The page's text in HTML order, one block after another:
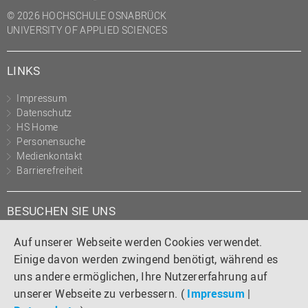
Auf unserer Webseite werden Cookies verwendet.
Einige davon werden zwingend benötigt, während es
uns andere ermöglichen, Ihre Nutzererfahrung auf
unserer Webseite zu verbessern. ( Impressum |
(PMO)
Prozessmanagement
Studierendensekretariat
Studium und Lehre
Transfer- und
Innovationsmanagement
© 2026 HOCHSCHULE OSNABRÜCK
UNIVERSITY OF APPLIED SCIENCES
LINKS
Impressum
Datenschutz
HS Home
Personensuche
Medienkontakt
Barrierefreiheit
BESUCHEN SIE UNS
Instagram
TiktokLinkedIn
YouTube
Facebook